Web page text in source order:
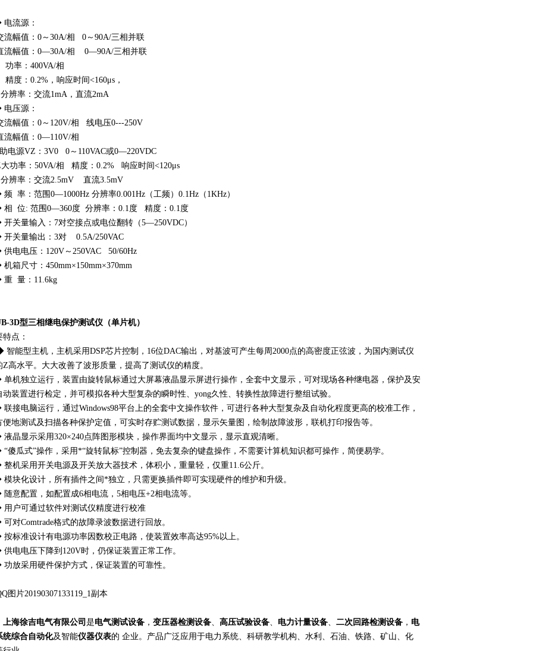
流源：
幅值：0～30A/相 0～90A/三相并联
幅值：0—30A/相 0—90A/三相并联
率：400VA/相
：0.2%，响应时间<160μs，
率：交流1mA，直流2mA
压源：
幅值：0～120V/相 线电压0---250V
幅值：0—110V/相
电源VZ：3V0 0～110VAC或0—220VDC
功率：50VA/相 精度：0.2% 响应时间<120μs
率：交流2.5mV 直流3.5mV
率：范围0—1000Hz 分辨率0.001Hz（工频）0.1Hz（1KHz）
位: 范围0—360度 分辨率：0.1度 精度：0.1度
关量输入：7对空接点或电位翻转（5—250VDC）
关量输出：3对 0.5A/250VAC
电电压：120V～250VAC 50/60Hz
箱尺寸：450mm×150mm×370mm
量：11.6kg
3D型三相继电保护测试仪（单片机）
特点：
能型主机，主机采用DSP芯片控制，16位DAC输出，对基波可产生每周2000点的高密度正弦波，为国内测试仪
Z高水平。大大改善了波形质量，提高了测试仪的精度。
机独立运行，装置由旋转鼠标通过大屏幕液晶显示屏进行操作，全套中文显示，可对现场各种继电器，保护及安
动装置进行检定，并可模拟各种大型复杂的瞬时性、yong久性、转换性故障进行整组试验。
接电脑运行，通过Windows98平台上的全套中文操作软件，可进行各种大型复杂及自动化程度更高的校准工作，
便地测试及扫描各种保护定值，可实时存贮测试数据，显示矢量图，绘制故障波形，联机打印报告等。
晶显示采用320×240点阵图形模块，操作界面均中文显示，显示直观清晰。
傻瓜式”操作，采用*“旋转鼠标”控制器，免去复杂的键盘操作，不需要计算机知识都可操作，简便易学。
机采用开关电源及开关放大器技术，体积小，重量轻，仅重11.6公斤。
块化设计，所有插件之间*独立，只需更换插件即可实现硬件的维护和升级。
意配置，如配置成6相电流，5相电压+2相电流等。
户可通过软件对测试仪精度进行校准
对Comtrade格式的故障录波数据进行回放。
标准设计有电源功率因数校正电路，使装置效率高达95%以上。
电电压下降到120V时，仍保证装置正常工作。
放采用硬件保护方式，保证装置的可靠性。
上海徐吉电气有限公司 是电气测试设备 ， 变压器检测设备、 高压试验设备、 电力计量设备、 二次回路检测设备 ， 电
统综合自动化及智能仪器仪表的 企业。产品广泛应用于电力系统、科研教学机构、水利、石油、铁路、矿山、化